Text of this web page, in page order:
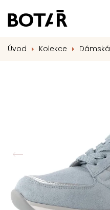
Úvod Kolekce Dámská